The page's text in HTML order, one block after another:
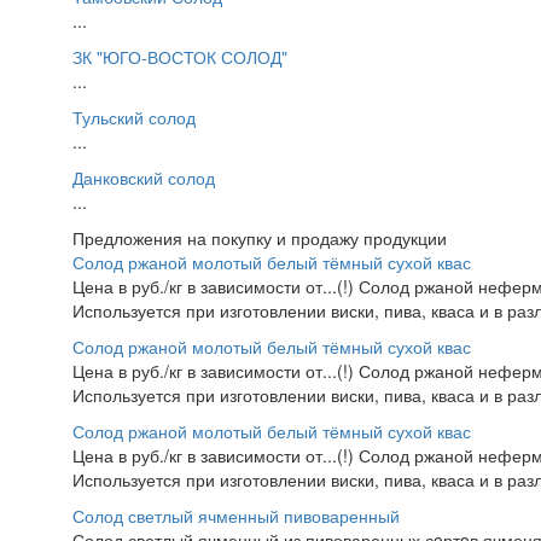
...
ЗК "ЮГО-ВОСТОК СОЛОД"
...
Тульский солод
...
Данковский солод
...
Предложения на покупку и продажу продукции
Солод ржаной молотый белый тёмный сухой квас
Цена в руб./кг в зависимости от...(!) Солод ржаной
Используется при изготовлении виски, пива, кваса и в
Солод ржаной молотый белый тёмный сухой квас
Цена в руб./кг в зависимости от...(!) Солод ржаной
Используется при изготовлении виски, пива, кваса и в
Солод ржаной молотый белый тёмный сухой квас
Цена в руб./кг в зависимости от...(!) Солод ржаной
Используется при изготовлении виски, пива, кваса и в
Солод светлый ячменный пивоваренный